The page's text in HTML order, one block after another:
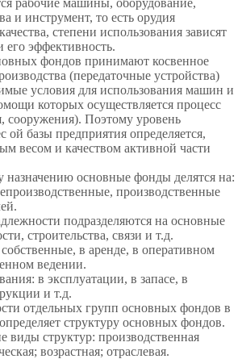
рабочие машины, оборудование,
и инструмент, то есть орудия
степени использования зависят
его эффективность.
фондов принимают косвенное
(передаточные устройства)
условия для использования машин и
которых осуществляется процесс
сооружения). Поэтому уровень
ой базы предприятия определяется,
весом и качеством активной части
основные фонды делятся на:
производственные
подразделяются на основные
строительства, связи и т.д.
в аренде, в оперативном
ведении.
в эксплуатации, в запасе, в
и т.д.
отдельных групп основных фондов в
структуру основных фондов.
виды структур: производственная
возрастная; отраслевая.